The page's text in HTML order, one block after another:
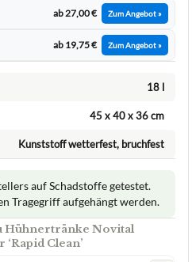
ab 27,00 € Zum Angebot »
ab 19,75 € Zum Angebot »
18 l
45 x 40 x 36 cm
Kunststoff wetterfest, bruchfest
auf Schadstoffe getestet.
Tragegriff aufgehängt werden.
Hühnertränke Novital
Clean’